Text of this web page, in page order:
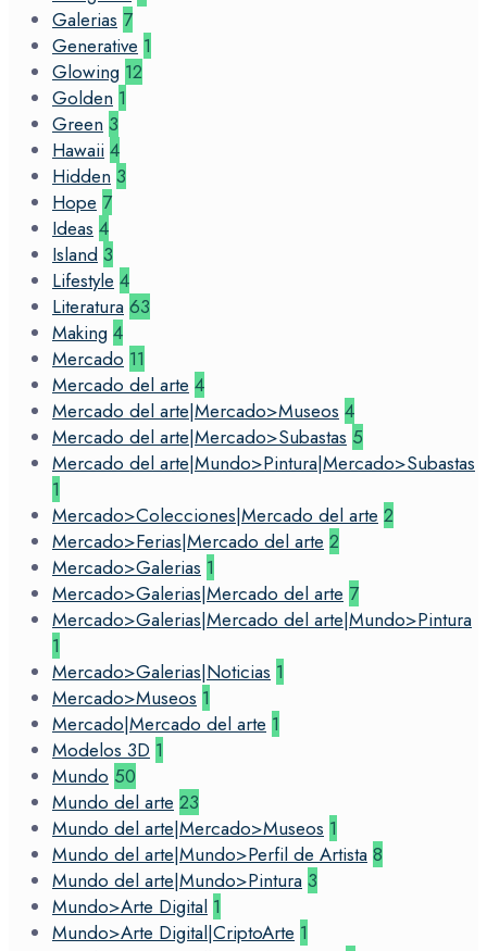
Galerias 7
Generative 1
Glowing 12
Golden 1
Green 3
Hawaii 4
Hidden 3
Hope 7
Ideas 4
Island 3
Lifestyle 4
Literatura 63
Making 4
Mercado 11
Mercado del arte 4
Mercado del arte|Mercado>Museos 4
Mercado del arte|Mercado>Subastas 5
Mercado del arte|Mundo>Pintura|Mercado>Subastas
1
Mercado>Colecciones|Mercado del arte 2
Mercado>Ferias|Mercado del arte 2
Mercado>Galerias 1
Mercado>Galerias|Mercado del arte 7
Mercado>Galerias|Mercado del arte|Mundo>Pintura
1
Mercado>Galerias|Noticias 1
Mercado>Museos 1
Mercado|Mercado del arte 1
Modelos 3D 1
Mundo 50
Mundo del arte 23
Mundo del arte|Mercado>Museos 1
Mundo del arte|Mundo>Perfil de Artista 8
Mundo del arte|Mundo>Pintura 3
Mundo>Arte Digital 1
Mundo>Arte Digital|CriptoArte 1